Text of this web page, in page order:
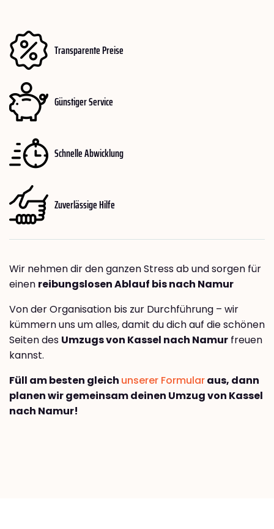
Transparente Preise
Günstiger Service
Schnelle Abwicklung
Zuverlässige Hilfe
Wir nehmen dir den ganzen Stress ab und sorgen für
einen reibungslosen Ablauf bis nach Namur
Von der Organisation bis zur Durchführung – wir
kümmern uns um alles, damit du dich auf die schönen
Seiten des Umzugs von Kassel nach Namur freuen
kannst.
Füll am besten gleich unserer Formularaus, dann
planen wir gemeinsam deinen Umzug von Kassel
nach Namur!